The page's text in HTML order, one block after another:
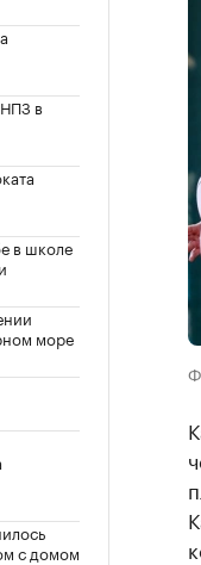
в
в школе
море
с домом